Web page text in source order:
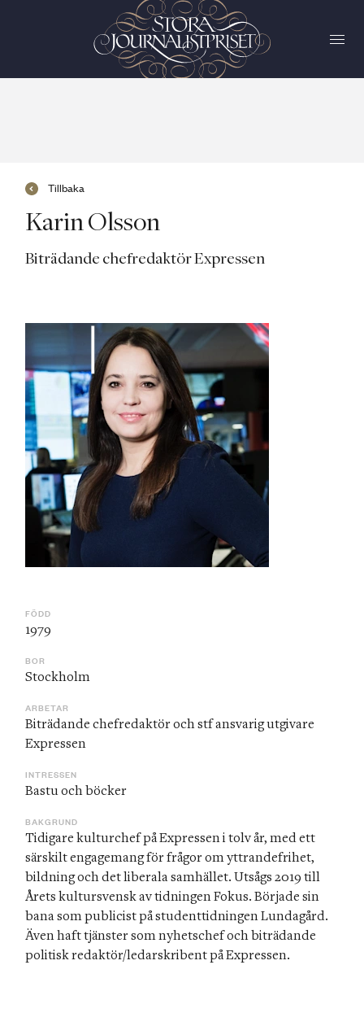
Karin Olsson
Biträdande chefredaktör Expressen
FÖDD
1979
BOR
Stockholm
ARBETAR
Biträdande chefredaktör och stf ansvarig utgivare
Expressen
INTRESSEN
Bastu och böcker
BAKGRUND
Tidigare kulturchef på Expressen i tolv år, med ett
särskilt engagemang för frågor om yttrandefrihet,
bildning och det liberala samhället. Utsågs 2019 till
Årets kultursvensk av tidningen Fokus. Började sin
bana som publicist på studenttidningen Lundagård.
Även haft tjänster som nyhetschef och biträdande
politisk redaktör/ledarskribent på Expressen.
Tillbaka